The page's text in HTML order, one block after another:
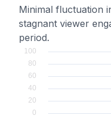
Minimal fluctuation
stagnant viewer
period.